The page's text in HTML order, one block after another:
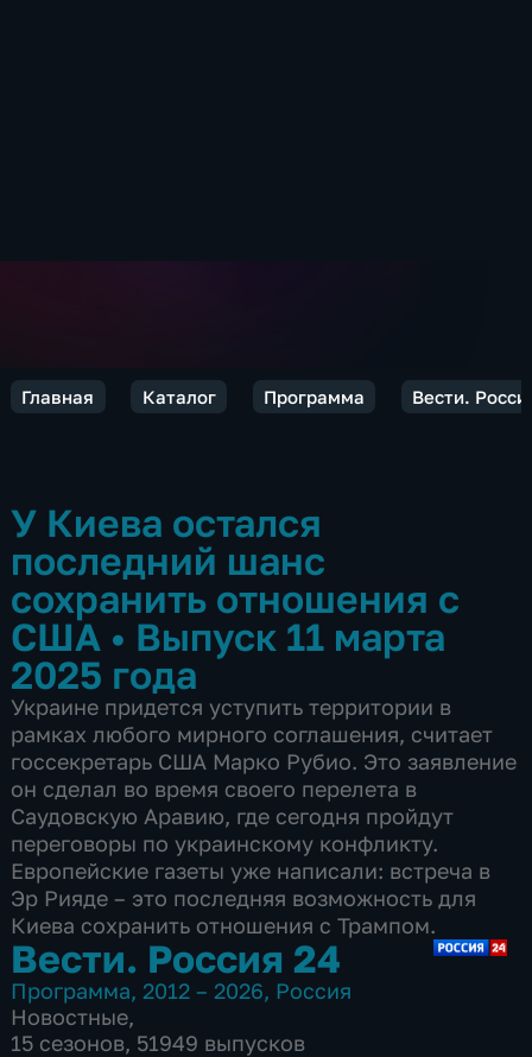
Главная Каталог Программа Вести.
У Киева остался
последний шанс
сохранить отношения с
США • Выпуск 11 марта
2025 года
Украине придется уступить территории в
рамках любого мирного соглашения, считает
госсекретарь США Марко Рубио. Это заявление
он сделал во время своего перелета в
Саудовскую Аравию, где сегодня пройдут
переговоры по украинскому конфликту.
Европейские газеты уже написали: встреча в
Эр Рияде – это последняя возможность для
Киева сохранить отношения с Трампом.
Вести. Россия 24
Программа, 2012 – 2026, Россия
Новостные,
15 сезонов, 51949 выпусков